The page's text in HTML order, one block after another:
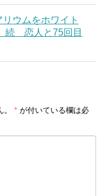
ウムをホワイト
続 恋人と75回目
* が付いている欄は必